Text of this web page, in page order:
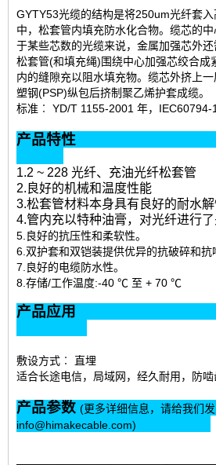
GYTY53光缆的结构是将250um光纤套
中，松套管内填充防水化合物。缆芯的
于某些芯数的光缆来说，金属加强芯外还
松套管(和填充绳)围绕中心加强芯绞合成
内的缝隙充以阻水填充物。缆芯外挤上
塑钢(PSP)纵包后挤制聚乙烯护套成缆。
标准︰ YD/T 1155-2001 年，IEC60794-1
产品
1.2 ~ 228 光纤、充油光纤松套管
2.良好的机械和温度性能
3.松套管材料本身具有良好的耐水
4.管内充以特种油膏，对光纤进行
5.良好的抗压性和柔软性。
6.双护套和双铠装提供优异的抗破碎和
7.良好的电缆防水性。
8.存储/工作温度:-40 ℃ 至 + 70 ℃
产品
敷设方式︰ 直埋
适合长途电信，局域网，经久耐用，防
产品参数 (更多详细信息，请给我们发
info@himakecable.com)